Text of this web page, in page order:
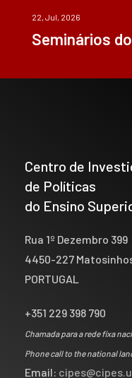
22, Jul, 2026
Seminários
Centro de
de Políticas
do Ensino
Rua 1º Dezembro 399
4450-227
PORTUGAL
+351 229 398 790
Chamada para a rede fixa
Phone call to the national
Email: